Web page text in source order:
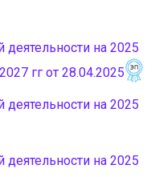
на 2025
гг от 28.04.2025
на 2025
на 2025